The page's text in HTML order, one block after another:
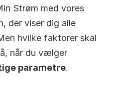
Strøm med vores
der viser dig alle
hvilke faktorer skal
når du vælger
parametre.